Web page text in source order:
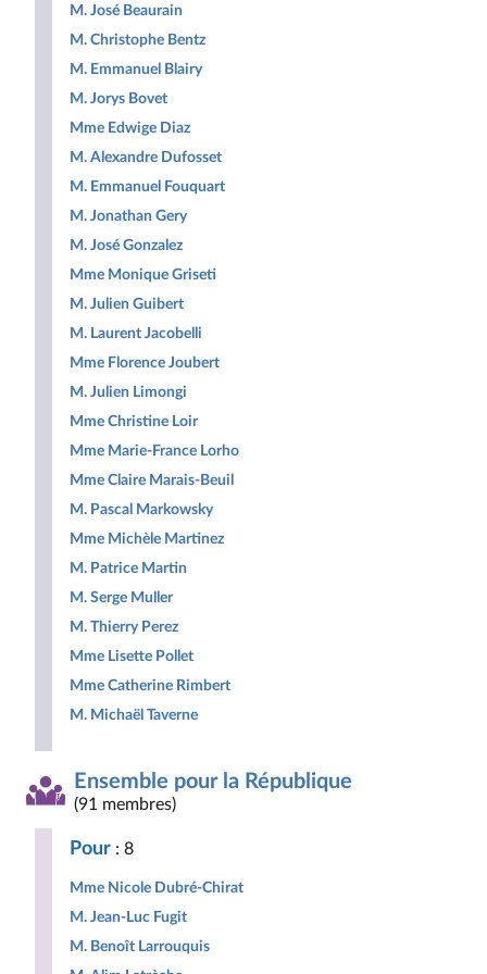
M. José Beaurain
M. Christophe Bentz
M. Emmanuel Blairy
M. Jorys Bovet
Mme Edwige Diaz
M. Alexandre Dufosset
M. Emmanuel Fouquart
M. Jonathan Gery
M. José Gonzalez
Mme Monique Griseti
M. Julien Guibert
M. Laurent Jacobelli
Mme Florence Joubert
M. Julien Limongi
Mme Christine Loir
Mme Marie-France Lorho
Mme Claire Marais-Beuil
M. Pascal Markowsky
Mme Michèle Martinez
M. Patrice Martin
M. Serge Muller
M. Thierry Perez
Mme Lisette Pollet
Mme Catherine Rimbert
M. Michaël Taverne
Ensemble pour la République
(91 membres)
Pour : 8
Mme Nicole Dubré-Chirat
M. Jean-Luc Fugit
M. Benoît Larrouquis